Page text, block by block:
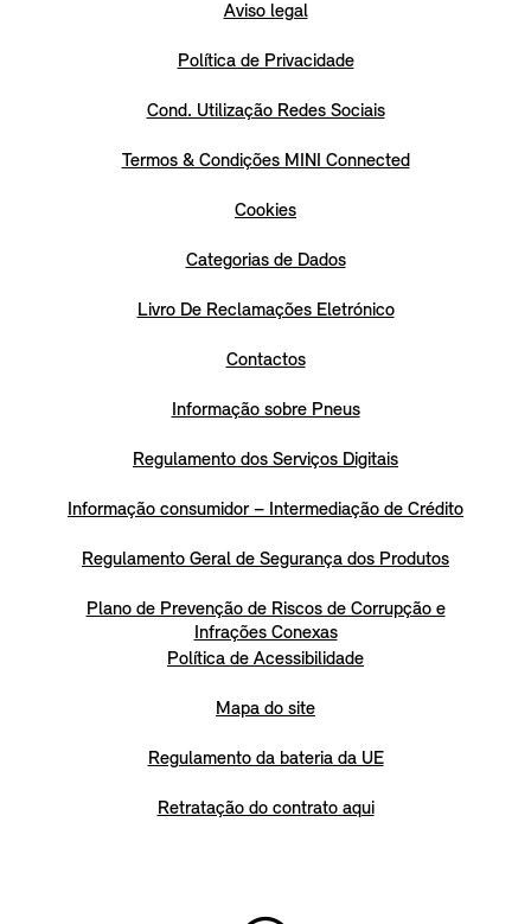
Aviso legal
Política de Privacidade
Cond. Utilização Redes Sociais
Termos & Condições MINI Connected
Cookies
Categorias de Dados
Livro De Reclamações Eletrónico
Contactos
Informação sobre Pneus
Regulamento dos Serviços Digitais
Informação consumidor – Intermediação de Crédito
Regulamento Geral de Segurança dos Produtos
Plano de Prevenção de Riscos de Corrupção e
Infrações Conexas
Política de Acessibilidade
Mapa do site
Regulamento da bateria da UE
Retratação do contrato aqui